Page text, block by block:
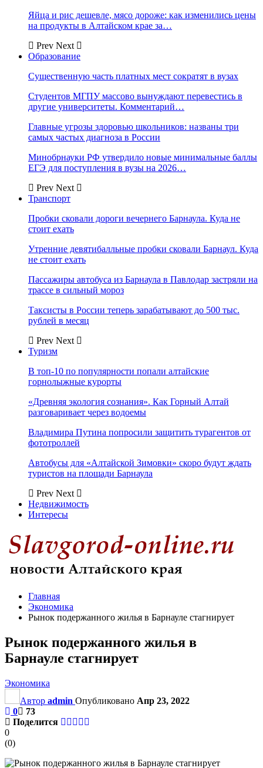
Яйца и рис дешевле, мясо дороже: как изменились цены
на продукты в Алтайском крае за…
Prev Next
Образование
Существенную часть платных мест сократят в вузах
Студентов МГПУ массово вынуждают перевестись в
другие университеты. Комментарий…
Главные угрозы здоровью школьников: названы три
самых частых диагноза в России
Минобрнауки РФ утвердило новые минимальные баллы
ЕГЭ для поступления в вузы на 2026…
Prev Next
Транспорт
Пробки сковали дороги вечернего Барнаула. Куда не
стоит ехать
Утренние девятибалльные пробки сковали Барнаул. Куда
не стоит ехать
Пассажиры автобуса из Барнаула в Павлодар застряли на
трассе в сильный мороз
Таксисты в России теперь зарабатывают до 500 тыс.
рублей в месяц
Prev Next
Туризм
В топ-10 по популярности попали алтайские
горнолыжные курорты
«Древняя экология сознания». Как Горный Алтай
разговаривает через водоемы
Владимира Путина попросили защитить турагентов от
фототроллей
Автобусы для «Алтайской Зимовки» скоро будут ждать
туристов на площади Барнаула
Prev Next
Недвижимость
Интересы
Главная
Экономика
Рынок подержанного жилья в Барнауле стагнирует
Рынок подержанного жилья в
Барнауле стагнирует
Экономика
Автор admin Опубликовано Апр 23, 2022
0
73
Поделится
0
(0)